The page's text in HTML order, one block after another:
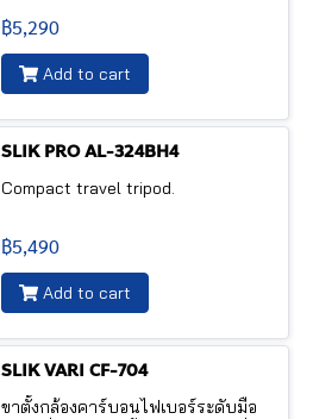
฿5,290
Add to cart
SLIK PRO AL-324BH4
Compact travel tripod.
฿5,490
Add to cart
SLIK VARI CF-704
ขาตั้งกล้องคาร์บอนไฟเบอร์ระดับมือ